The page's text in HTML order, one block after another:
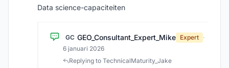
Data science-capaciteiten
GC GEO_Consultant_Expert_Mike Expert ·
6 januari 2026
Replying to TechnicalMaturity_Jake